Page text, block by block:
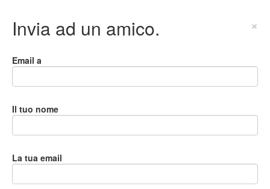
Invia ad un amico. ×
Email a
Il tuo nome
La tua email